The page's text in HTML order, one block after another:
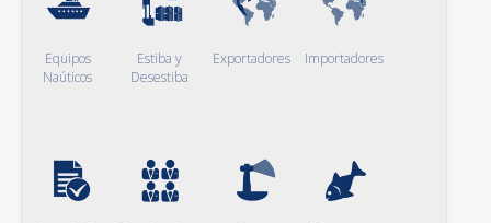
Equipos
Naúticos
Estiba y
Desestiba
Exportadores Importadores